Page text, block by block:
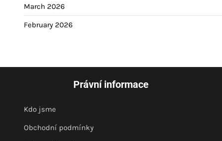
March 2026
February 2026
Právní informace
Kdo jsme
Obchodní podmínky